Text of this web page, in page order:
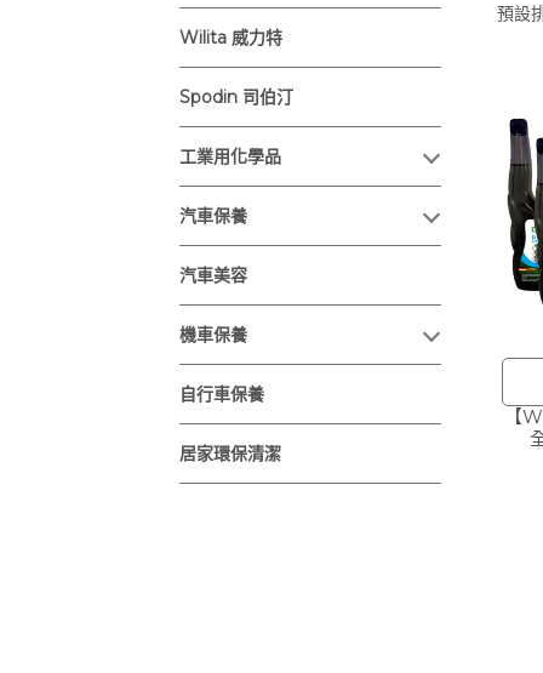
Wilita 威力特
Spodin 司伯汀
工業用化學品
汽車保養
汽車美容
機車保養
自行車保養
居家環保清潔
預設
【